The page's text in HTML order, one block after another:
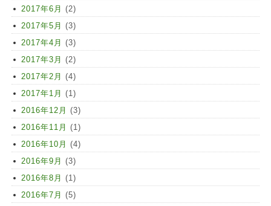
2017年6月 (2)
2017年5月 (3)
2017年4月 (3)
2017年3月 (2)
2017年2月 (4)
2017年1月 (1)
2016年12月 (3)
2016年11月 (1)
2016年10月 (4)
2016年9月 (3)
2016年8月 (1)
2016年7月 (5)